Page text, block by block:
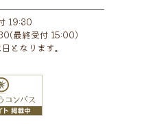
月(1)
月(2)
月
4月(1)
19:30
最終受付 15:00)
となります。